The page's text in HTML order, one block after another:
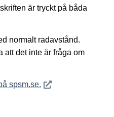
är tryckt på båda
normalt radavstånd.
att det inte är fråga om
spsm.se. Öppnas i nytt fönster